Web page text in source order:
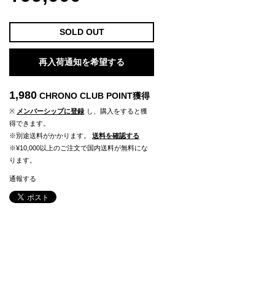
SOLD OUT
再入荷通知を希望する
1,980 CHRONO CLUB POINT獲得
※ メンバーシップに登録 し、購入をすると獲
得できます。
※別途送料がかかります。
送料を確認する
※¥10,000以上のご注文で国内送料が無料にな
ります。
通報する